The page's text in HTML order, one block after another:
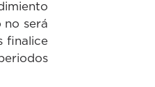
no será
finalice